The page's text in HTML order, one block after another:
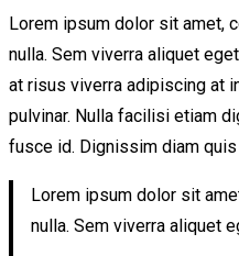
Lorem ipsum dolor sit amet,
nulla. Sem viverra aliquet
at risus viverra adipiscing at
pulvinar. Nulla facilisi etiam
fusce id. Dignissim diam
Lorem ipsum dolor sit
nulla. Sem viverra aliquet